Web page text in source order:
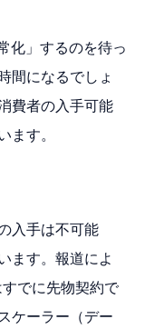
化」するのを待っ
間になるでしょ
費者の入手可能
す。
入手は不可能
ます。報道によ
でに先物契約で
ケーラー（デー